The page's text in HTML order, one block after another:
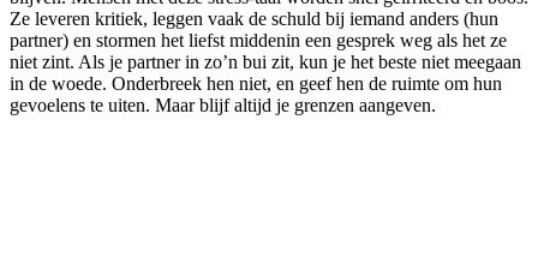
Ze leveren kritiek, leggen vaak de schuld bij iemand anders (hun
partner) en stormen het liefst middenin een gesprek weg als het ze
niet zint. Als je partner in zo’n bui zit, kun je het beste niet meegaan
in de woede. Onderbreek hen niet, en geef hen de ruimte om hun
gevoelens te uiten. Maar blijf altijd je grenzen aangeven.